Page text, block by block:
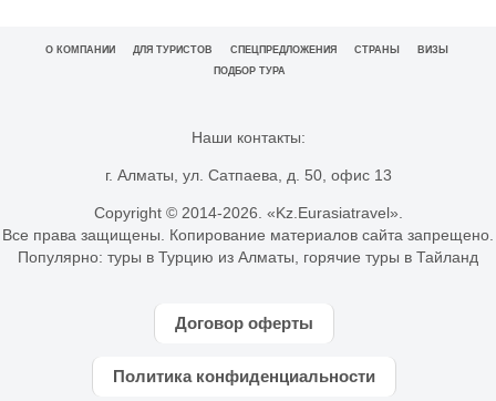
О КОМПАНИИ ДЛЯ ТУРИСТОВ СПЕЦПРЕДЛОЖЕНИЯ СТРАНЫ
ВИЗЫ
ПОДБОР ТУРА
Наши контакты:
г. Алматы, ул. Сатпаева, д. 50, офис 13
Copyright © 2014-2026. «Kz.Eurasiatravel».
Все права защищены. Копирование материалов сайта запрещено.
Популярно: туры в Турцию из Алматы горячие туры в Тайланд
Договор оферты
Политика конфиденциальности